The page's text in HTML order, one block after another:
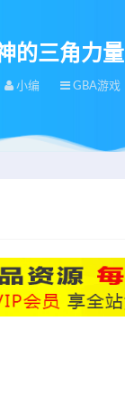
的三角力
小编 GBA游戏